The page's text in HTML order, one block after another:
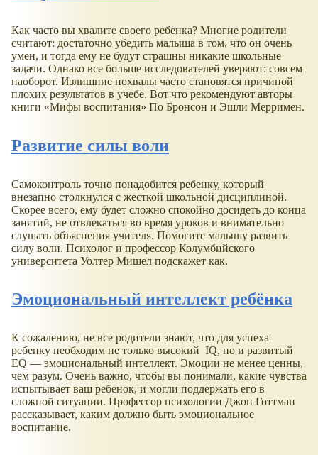
Как часто вы хвалите своего ребенка? Многие родители
считают: достаточно убедить малыша в том, что он очень
умен, и тогда ему не будут страшны никакие школьные
задачи. Однако все больше исследователей уверяют: совсем
наоборот. Излишние похвалы часто становятся причиной
плохих результатов в учебе. Вот что рекомендуют авторы
книги «Мифы воспитания» По Бронсон и Эшли Мерримен.
Развитие силы воли
Самоконтроль точно понадобится ребенку, который
внезапно столкнулся с жесткой школьной дисциплиной.
Скорее всего, ему будет сложно спокойно досидеть до конца
занятий, не отвлекаться во время уроков и внимательно
слушать объяснения учителя. Помогите малышу развить
силу воли. Психолог и профессор Колумбийского
университета Уолтер Мишел подскажет как.
Эмоциональный интеллект ребёнка
К сожалению, не все родители знают, что для успеха
ребенку необходим не только высокий IQ, но и развитый
EQ — эмоциональный интеллект. Эмоции не менее ценны,
чем разум. Очень важно, чтобы вы понимали, какие чувства
испытывает ваш ребенок, и могли поддержать его в
сложной ситуации. Профессор психологии Джон Готтман
рассказывает, каким должно быть эмоциональное
воспитание.